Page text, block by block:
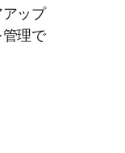
ップ
理で